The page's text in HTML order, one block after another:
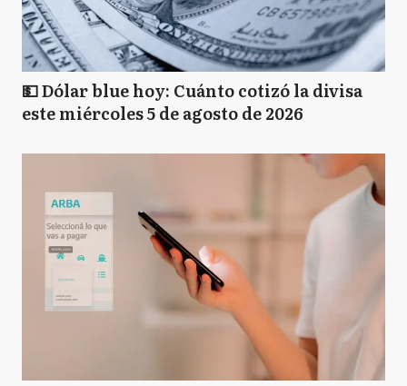
💵 Dólar blue hoy: Cuánto cotizó la divisa
este miércoles 5 de agosto de 2026